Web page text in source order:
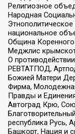
Религиозное
Народная
национальное
Община Коренного
Меджлис
О
РЕВТАТПОД,
Божией Матери
Фирма,
Правды и
Автоград Крю,
республика Русь,
Башкорт, Нация и